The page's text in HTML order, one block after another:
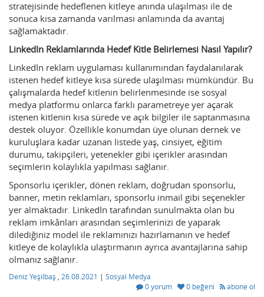
stratejisinde hedeflenen kitleye anında ulaşılması ile de
sonuca kısa zamanda varılması anlamında da avantaj
sağlamaktadır.
LinkedIn Reklamlarında Hedef Kitle Belirlemesi Nasıl Yapılır?
LinkedIn reklam uygulaması kullanımından faydalanılarak
istenen hedef kitleye kısa sürede ulaşılması mümkündür. Bu
çalışmalarda hedef kitlenin belirlenmesinde ise sosyal
medya platformu onlarca farklı parametreye yer açarak
istenen kitlenin kısa sürede ve açık bilgiler ile saptanmasına
destek oluyor. Özellikle konumdan üye olunan dernek ve
kuruluşlara kadar uzanan listede yaş, cinsiyet, eğitim
durumu, takipçileri, yetenekler gibi içerikler arasından
seçimlerin kolaylıkla yapılması sağlanır.
Sponsorlu içerikler, dönen reklam, doğrudan sponsorlu,
banner, metin reklamları, sponsorlu inmail gibi seçenekler
yer almaktadır. LinkedIn tarafından sunulmakta olan bu
reklam imkânları arasından seçimlerinizi de yaparak
dilediğiniz model ile reklamınızı hazırlamanın ve hedef
kitleye de kolaylıkla ulaştırmanın ayrıca avantajlarına sahip
olmanız sağlanır.
Deniz Yeşilbaş 26.08.2021 | Sosyal Medya
0 yorum
0 beğeni abone ol